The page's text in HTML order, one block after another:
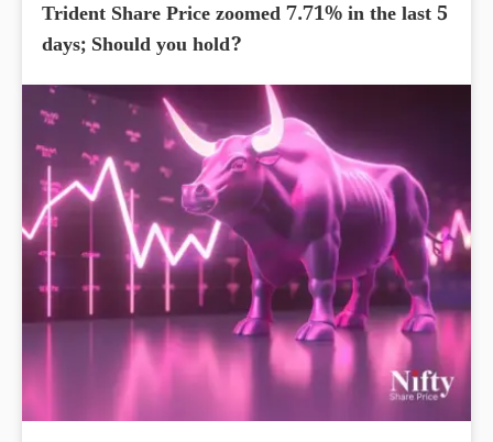
Trident Share Price zoomed 7.71% in the last 5
days; Should you hold?